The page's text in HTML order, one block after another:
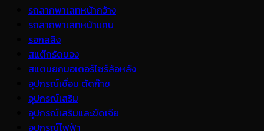
รถลากพาเลทหน้ากว้าง
รถลากพาเลทหน้าแคบ
รอกสลิง
สแต๊กรัดของ
สแตนยกมอเตอร์ไซร์ล้อหลัง
อุปกรณ์เชื่อม ตัดก๊าซ
อุปกรณ์เสริม
อุปกรณ์เสริมและขัดเจีย
อุปกรณ์ไฟฟ้า